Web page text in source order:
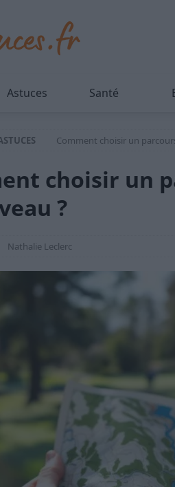
Astuces Santé
Comment choisir un
choisir un
?
Nathalie Leclerc